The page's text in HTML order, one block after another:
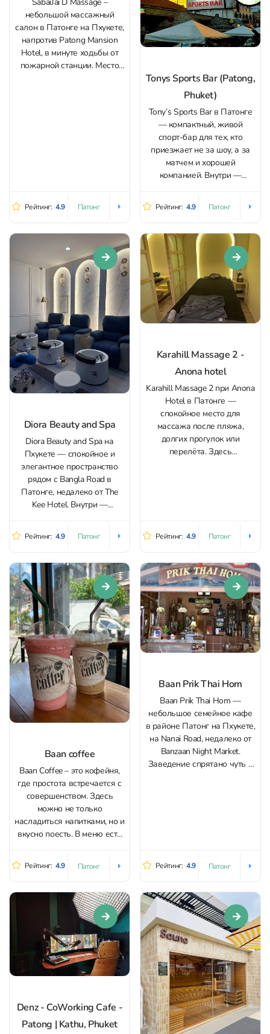
SabaiJai D Massage –
небольшой массажный
салон в Патонге на Пхукете,
напротив Patong Mansion
Hotel, в минуте ходьбы от
пожарной станции. Место
Рейтинг: 4.9 Патонг
Tonys Sports Bar (Patong,
Phuket)
Tony’s Sports Bar в Патонге
— компактный, живой
спорт-бар для тех, кто
приезжает не за шоу, а за
матчем и хорошей
компанией. Внутри —
хорошая музыка и команда,
которая легко идет на
контакт и помогает
устроиться поудобнее даже
в часы наплыва. Главная
фишка — 5 экранов с...
Рейтинг: 4.9 Патонг
Diora Beauty and Spa
Diora Beauty and Spa на
Пхукете — спокойное и
элегантное пространство
рядом с Bangla Road в
Патонге, недалеко от The
Kee Hotel. Внутри —
общение и ощущение
клиники-спа, где ценят
порядок и стандарты.
Чистота и гигиена
выдержаны на высоком
уровне: аккуратные
кабинеты, тщательная
подготовка к процедурам,...
Рейтинг: 4.9 Патонг
Karahill Massage 2 -
Anona hotel
Karahill Massage 2 при Anona
Hotel в Патонге —
спокойное место для
массажа после пляжа,
долгих прогулок или
перелёта. Здесь
обстановка располагает к
расслаблению. В меню есть
тайский массаж,
арома‑массаж с маслами,
deep tissue, варианты...
Рейтинг: 4.9 Патонг
Baan coffee
Baan Coffee – это кофейня,
где простота встречается с
совершенством. Здесь
можно не только
насладиться напитками, но и
вкусно поесть. В меню есть
подходящие для обеда или
ужина, например свинина с
рисом и жареным яйцом.
Интерьер заведения
напоминает уютный дом с
мягким светом и тёплой...
Рейтинг: 4.9 Патонг
Baan Prik Thai Hom
Baan Prik Thai Hom —
небольшое семейное кафе
в районе Патонг на Пхукете,
на Nanai Road, недалеко от
Banzaan Night Market.
Заведение спрятано чуть в
Рейтинг: 4.9 Патонг
Denz - CoWorking Cafe -
Patong | Kathu, Phuket